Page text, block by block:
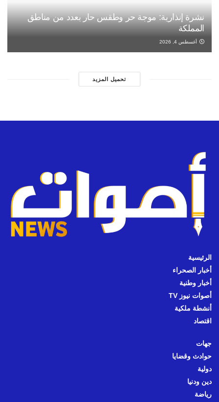
نشرة إنذارية: موجة حر وطقس حار بعدد من مناطق
المملكة
أغسطس 4, 2026
تحميل المزيد
الرئيسية
أخبار الصحراء
أخبار وطنية
أصوات نيوز TV
أنشطة ملكية
اقتصاد
جهات
حوادث وقضايا
دولية
دين ودنيا
رياضة